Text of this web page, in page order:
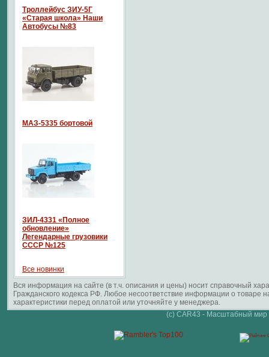
Троллейбус ЗИУ-5Г
«Старая школа» Наши
Автобусы №83
МАЗ-5335 бортовой
ЗИЛ-4331 «Полное
обновление»
Легендарные грузовики
СССР №125
Все новинки
Вся информация на сайте (в т.ч. описания и цены) носит справочный
Гражданского кодекса РФ. Любое несоответствие информации о
характеристики перед оплатой или уточняйте у менеджера.
(c) CAR43 - Масштабный мир